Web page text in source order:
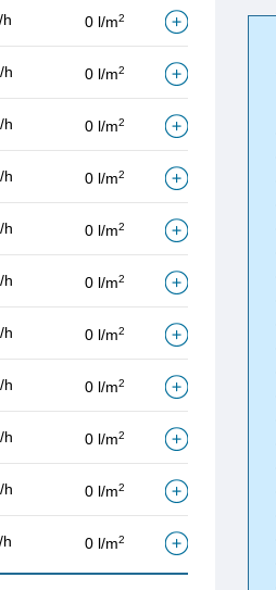
h 0 l/m2
h 0 l/m2
h 0 l/m2
h 0 l/m2
h 0 l/m2
h 0 l/m2
h 0 l/m2
h 0 l/m2
h 0 l/m2
h 0 l/m2
h 0 l/m2